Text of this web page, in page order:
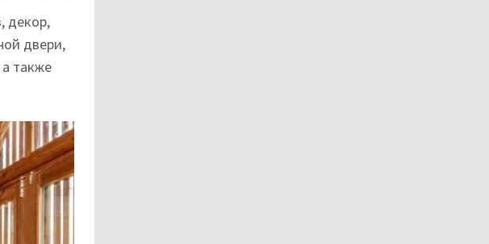
декор,
двери,
также